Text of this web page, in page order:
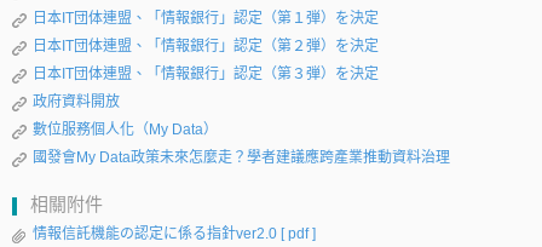
日本IT団体連盟、「情報銀行」認定（第１弾）を決定
日本IT団体連盟、「情報銀行」認定（第２弾）を決定
日本IT団体連盟、「情報銀行」認定（第３弾）を決定
政府資料開放
數位服務個人化（My Data）
國發會My Data政策未來怎麼走？學者建議應跨產業推動資料治理
相關附件
情報信託機能の認定に係る指針ver2.0 [ pdf ]